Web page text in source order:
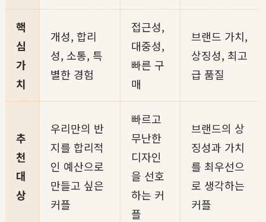
핵
심
가
치
개성, 합리
성, 소통, 특
별한 경험
접근성,
대중성,
빠른 구
매
브랜드 가치,
상징성, 최고
급 품질
추
천
대
상
우리만의 반
지를 합리적
인 예산으로
만들고 싶은
커플
빠르고
무난한
디자인
을 선호
하는 커
플
브랜드의 상
징성과 가치
를 최우선으
로 생각하는
커플